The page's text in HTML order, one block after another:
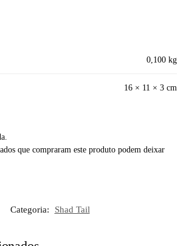
0,100 kg
16 × 11 × 3 cm
que compraram este produto podem deixar
Categoria: Shad Tail